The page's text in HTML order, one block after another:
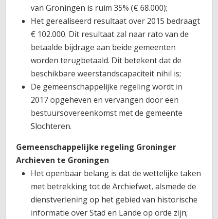
van Groningen is ruim 35% (€ 68.000);
Het gerealiseerd resultaat over 2015 bedraagt
€ 102.000. Dit resultaat zal naar rato van de
betaalde bijdrage aan beide gemeenten
worden terugbetaald. Dit betekent dat de
beschikbare weerstandscapaciteit nihil is;
De gemeenschappelijke regeling wordt in
2017 opgeheven en vervangen door een
bestuursovereenkomst met de gemeente
Slochteren.
Gemeenschappelijke regeling Groninger
Archieven te Groningen
Het openbaar belang is dat de wettelijke taken
met betrekking tot de Archiefwet, alsmede de
dienstverlening op het gebied van historische
informatie over Stad en Lande op orde zijn;